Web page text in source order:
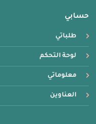
حسابي
طلباتي
لوحة التحكم
معلوماتي
العناوين